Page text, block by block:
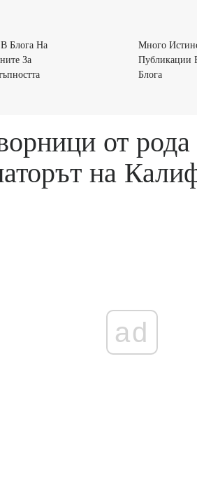
Блога На
За
Пост
За
Престъпността
Много
Публикации
БлогаМного
от
на
ad